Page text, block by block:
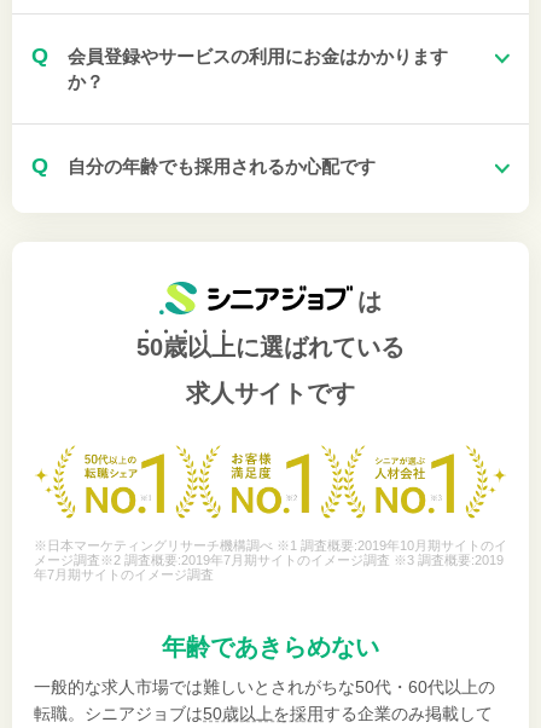
Q
会員登録やサービスの利用にお金はかかります
か？
Q 自分の年齢でも採用されるか心配です
は
50歳以上に選ばれている
求人サイトです
※日本マーケティングリサーチ機構調べ ※1 調査概要:2019年10月期サイトのイ
メージ調査※2 調査概要:2019年7月期サイトのイメージ調査 ※3 調査概要:2019
年7月期サイトのイメージ調査
年齢であきらめない
一般的な求人市場では難しいとされがちな50代・60代以上の
転職。シニアジョブは50歳以上を採用する企業のみ掲載して